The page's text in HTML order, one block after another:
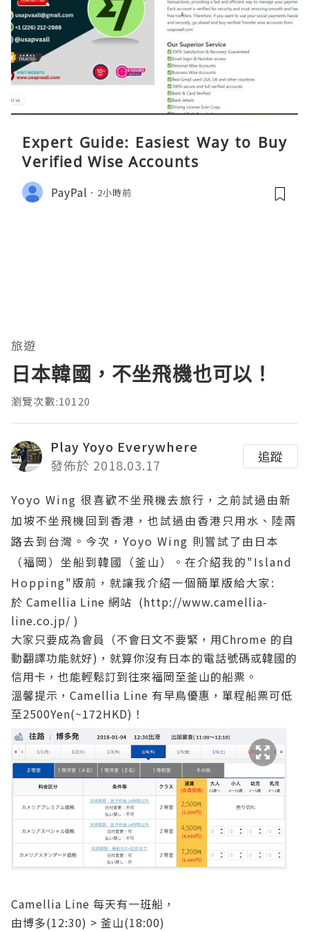
Expert Guide: Easiest Way to Buy
Verified Wise Accounts
PayPal 2小時前
旅遊
日本韓國，不坐飛機也可以！
瀏覽次數:10120
Play Yoyo Everywhere
發佈於 2018.03.17
追蹤
Yoyo Wing 很喜歡不坐飛機去旅行，之前試過由新
加坡不坐飛機回到香港，也試過由香港只用水、陸兩
路去到台灣。今次，Yoyo Wing 則嘗試了由日本
（福岡）坐船到韓國（釜山）。在介紹我的"Island
Hopping"版前，就讓我介紹一個簡單版給大家:
於 Camellia Line 網站 (http://www.camellia-
line.co.jp/ )
大家只要成為會員（不會日文不要緊，用Chrome 的自
動翻譯功能就好)，就算你沒有日本的電話號碼或韓國的
信用卡，也能輕鬆訂到往來福岡至釜山的船票。
溫馨提示，Camellia Line 有早鳥優惠，單程船票可低
至2500Yen(~172HKD)！
Camellia Line 每天有一班船，
由博多(12:30) > 釜山(18:00)